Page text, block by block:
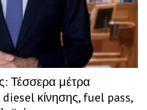
Τέσσερα μέτρα
κίνησης, fuel pass,